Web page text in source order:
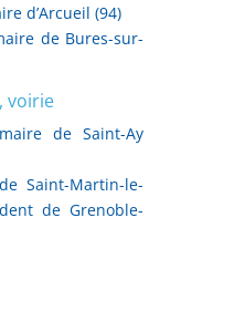
d’Arcueil (94)
de Bures-sur-
voirie
maire de Saint-Ay
Saint-Martin-le-
de Grenoble-